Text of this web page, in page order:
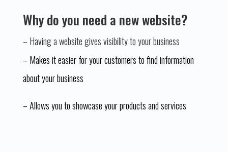
Why do you need a new website?
– Having a website gives visibility to your business
– Makes it easier for your customers to find information
about your business
– Allows you to showcase your products and services